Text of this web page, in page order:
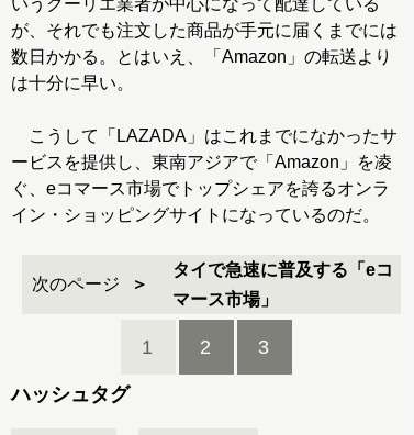
いうクーリエ業者が中心になって配達している
が、それでも注文した商品が手元に届くまでには
数日かかる。とはいえ、「Amazon」の転送より
は十分に早い。
こうして「LAZADA」はこれまでになかったサ
ービスを提供し、東南アジアで「Amazon」を凌
ぐ、eコマース市場でトップシェアを誇るオンラ
イン・ショッピングサイトになっているのだ。
次のページ
タイで急速に普及する「eコ
マース市場」
1 2 3
ハッシュタグ